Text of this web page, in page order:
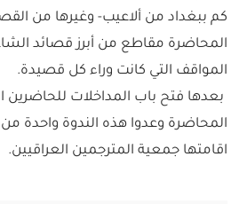
كم ببغداد من ألاعيب- وغيرها من
المحاضرة مقاطع من أبرز قصائد
المواقف التي كانت وراء كل قصيدة.
بعدها فتح باب المداخلات للحاضرين
المحاضرة وعدوا هذه الندوة واحدة
اقامتها جمعية المترجمين العراقيين.